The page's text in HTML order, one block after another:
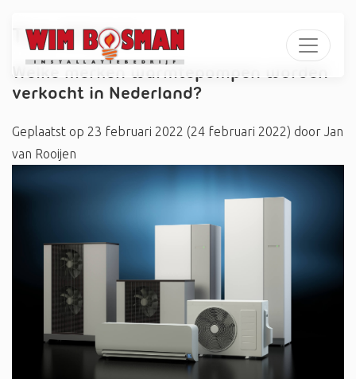
Tag:#Solvis
Welke merken warmtepompen worden
verkocht in Nederland?
Geplaatst op 23 februari 2022 (24 februari 2022) door Jan
van Rooijen